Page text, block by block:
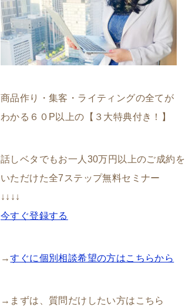
商品作り・集客・ライティングの全てが
わかる６０P以上の【３大特典付き！】
話しベタでもお一人30万円以上のご成約を
いただけた全7ステップ無料セミナー
↓↓↓↓
今すぐ登録する
→すぐに個別相談希望の方はこちらから
→まずは、質問だけしたい方はこちら